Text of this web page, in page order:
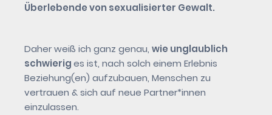
Überlebende von sexualisierter Gewalt.
Daher weiß ich ganz genau, wie unglaublich
schwieriges ist, nach solch einem Erlebnis
Beziehung(en) aufzubauen, Menschen zu
vertrauen & sich auf neue Partner*innen
einzulassen.